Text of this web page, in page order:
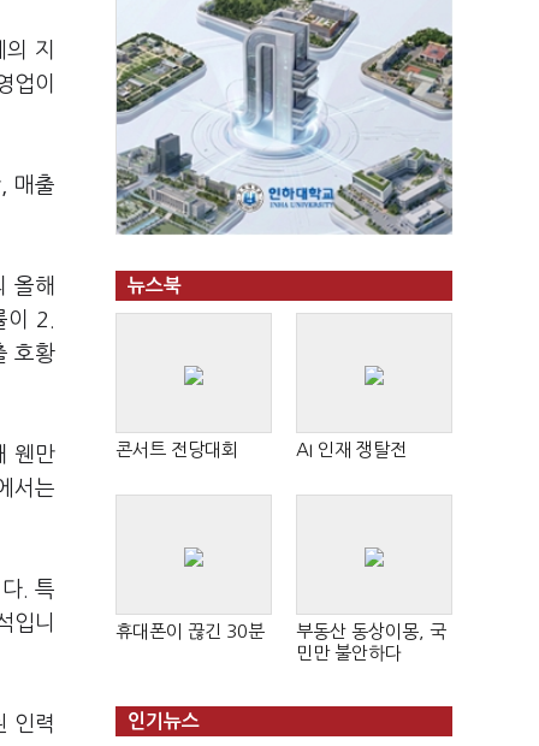
지
업이
매출
올해
2.
호황
웬만
서는
. 특
입니
인력
뉴스북
콘서트 전당대회 AI 인재 쟁탈전
휴대폰이 끊긴 30분
부동산 동상이몽, 국
민만 불안하다
인기뉴스